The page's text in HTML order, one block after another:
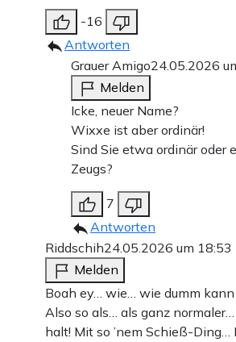
-16
Antworten
Grauer Amigo24.05.2026
Melden
Icke, neuer Name?
Wixxe ist aber ordinär!
Sind Sie etwa ordinär oder
Zeugs?
7
Antworten
Riddschih24.05.2026 um 18:53
Melden
Boah ey… wie… wie dumm kann
Also so als… als ganz
halt! Mit so ’nem Schieß-